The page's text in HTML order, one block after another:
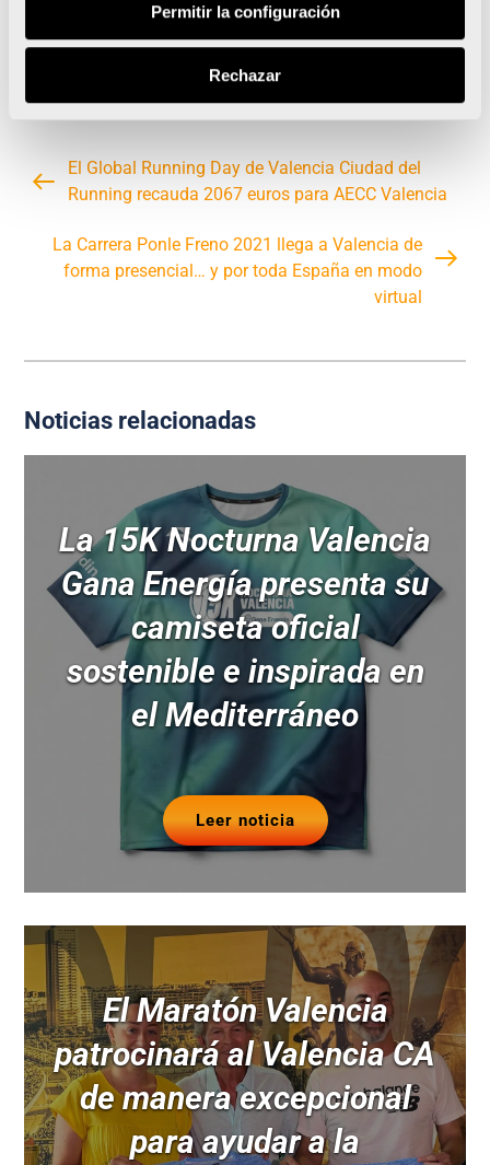
Permitir la configuración
Rechazar
El Global Running Day de Valencia Ciudad del
Running recauda 2067 euros para AECC Valencia
La Carrera Ponle Freno 2021 llega a Valencia de
forma presencial… y por toda España en modo
virtual
Noticias relacionadas
La 15K Nocturna Valencia
Gana Energía presenta su
camiseta oficial
sostenible e inspirada en
el Mediterráneo
Leer noticia
El Maratón Valencia
patrocinará al Valencia CA
de manera excepcional
para ayudar a la